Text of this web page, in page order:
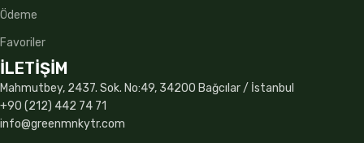
Ödeme
Favoriler
İLETİŞİM
Mahmutbey, 2437. Sok. No:49, 34200 Bağcılar / İstanbul
+90 (212) 442 74 71
info@greenmnkytr.com